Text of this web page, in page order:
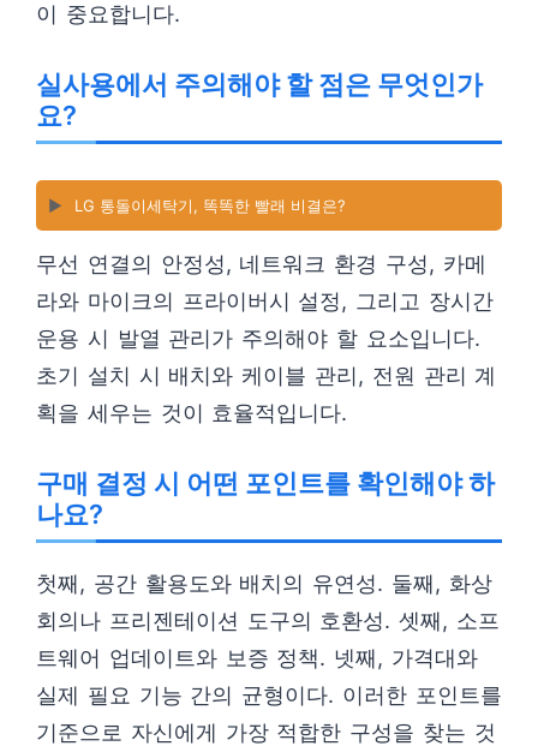
이 중요합니다.
실사용에서 주의해야 할 점은 무엇인가
요?
▶️ LG 통돌이세탁기, 똑똑한 빨래 비결은?
무선 연결의 안정성, 네트워크 환경 구성, 카메
라와 마이크의 프라이버시 설정, 그리고 장시간
운용 시 발열 관리가 주의해야 할 요소입니다.
초기 설치 시 배치와 케이블 관리, 전원 관리 계
획을 세우는 것이 효율적입니다.
구매 결정 시 어떤 포인트를 확인해야 하
나요?
첫째, 공간 활용도와 배치의 유연성. 둘째, 화상
회의나 프리젠테이션 도구의 호환성. 셋째, 소프
트웨어 업데이트와 보증 정책. 넷째, 가격대와
실제 필요 기능 간의 균형이다. 이러한 포인트를
기준으로 자신에게 가장 적합한 구성을 찾는 것